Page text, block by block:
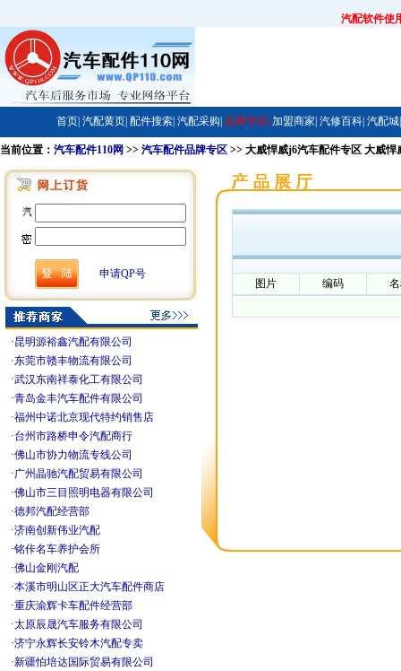
汽配软件使
首页| 汽配黄页| 配件搜索| 汽配采购| 品牌专区| 加盟商家| 汽修百科| 汽配城|
当前位置： 汽车配件110网 >> 汽车配件品牌专区 >> 大威悍威j6汽车配件专区 大威
申请QP号
·昆明源裕鑫汽配有限公司
·东莞市赣丰物流有限公司
·武汉东南祥泰化工有限公司
·青岛金丰汽车配件有限公司
·福州中诺北京现代特约销售店
·台州市路桥申令汽配商行
·佛山市协力物流专线公司
·广州晶驰汽配贸易有限公司
·佛山市三目照明电器有限公司
·德邦汽配经营部
·济南创新伟业汽配
·铭佧名车养护会所
·佛山金刚汽配
·本溪市明山区正大汽车配件商店
·重庆渝辉卡车配件经营部
·太原辰晟汽车服务有限公司
·济宁永辉长安铃木汽配专卖
·新疆怕培达国际贸易有限公司
图片 编码